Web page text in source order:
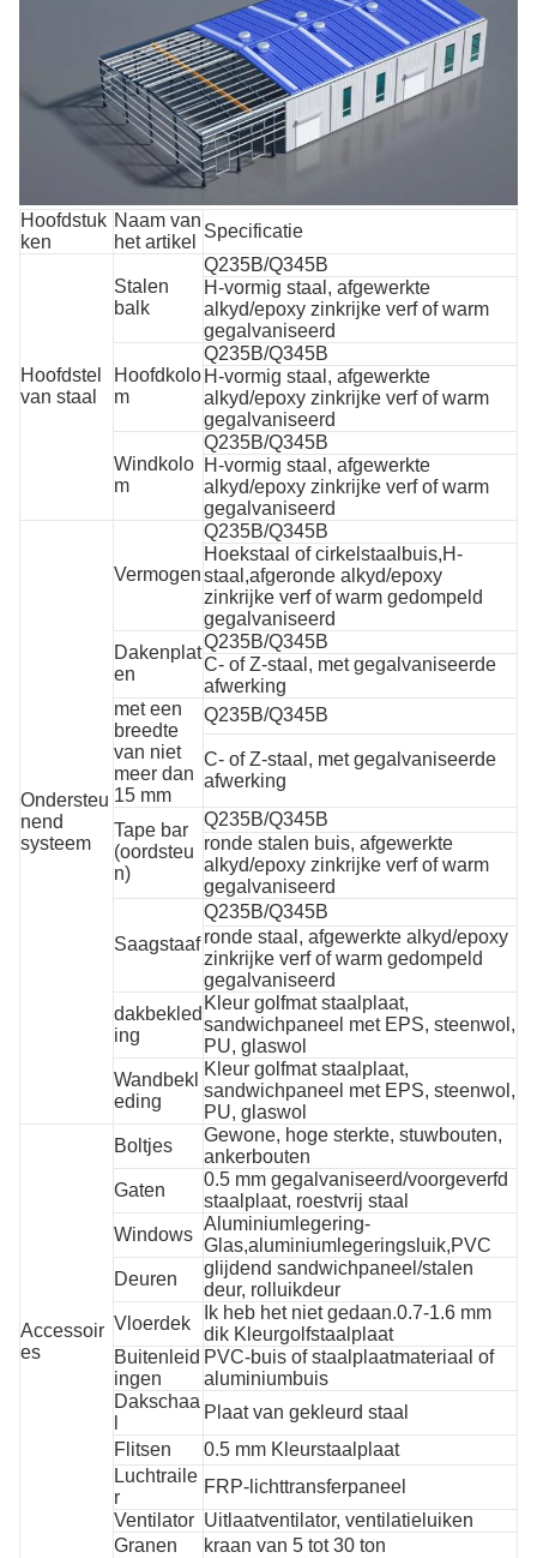
Hoofdstuk
ken
Naam van
het artikel
Specificatie
Hoofdstel
van staal
Stalen
balk
Q235B/Q345B
H-vormig staal, afgewerkte
alkyd/epoxy zinkrijke verf of warm
gegalvaniseerd
Hoofdkolo
m
Q235B/Q345B
H-vormig staal, afgewerkte
alkyd/epoxy zinkrijke verf of warm
gegalvaniseerd
Windkolo
m
Q235B/Q345B
H-vormig staal, afgewerkte
alkyd/epoxy zinkrijke verf of warm
gegalvaniseerd
Ondersteu
nend
systeem
Vermogen
Q235B/Q345B
Hoekstaal of cirkelstaalbuis,H-
staal,afgeronde alkyd/epoxy
zinkrijke verf of warm gedompeld
gegalvaniseerd
Dakenplat
en
Q235B/Q345B
C- of Z-staal, met gegalvaniseerde
afwerking
met een
breedte
van niet
meer dan
15 mm
Q235B/Q345B
C- of Z-staal, met gegalvaniseerde
afwerking
Tape bar
(oordsteu
n)
Q235B/Q345B
ronde stalen buis, afgewerkte
alkyd/epoxy zinkrijke verf of warm
gegalvaniseerd
Saagstaaf
Q235B/Q345B
ronde staal, afgewerkte alkyd/epoxy
zinkrijke verf of warm gedompeld
gegalvaniseerd
dakbekled
ing
Kleur golfmat staalplaat,
sandwichpaneel met EPS, steenwol,
PU, glaswol
Wandbekl
eding
Kleur golfmat staalplaat,
sandwichpaneel met EPS, steenwol,
PU, glaswol
Accessoir
es
Boltjes
Gewone, hoge sterkte, stuwbouten,
ankerbouten
Gaten
0.5 mm gegalvaniseerd/voorgeverfd
staalplaat, roestvrij staal
Windows
Aluminiumlegering-
Glas,aluminiumlegeringsluik,PVC
Deuren
glijdend sandwichpaneel/stalen
deur, rolluikdeur
Vloerdek
Ik heb het niet gedaan.0.7-1.6 mm
dik Kleurgolfstaalplaat
Buitenleid
ingen
PVC-buis of staalplaatmateriaal of
aluminiumbuis
Dakschaa
Plaat van gekleurd staal
Flitsen
0.5 mm Kleurstaalplaat
Luchtraile
r
FRP-lichttransferpaneel
Ventilator Uitlaatventilator, ventilatieluiken
Granen
kraan van 5 tot 30 ton